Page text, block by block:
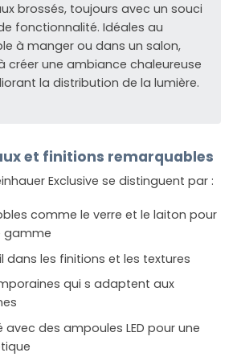
brossés, toujours avec un souci
fonctionnalité. Idéales au
à manger ou dans un salon,
créer une ambiance chaleureuse
la distribution de la lumière.
et finitions remarquables
Exclusive se distinguent par :
comme le verre et le laiton pour
gamme
dans les finitions et les textures
qui s adaptent aux
des ampoules LED pour une